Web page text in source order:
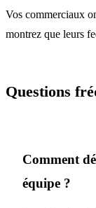
Vos commerciaux
montrez que leurs
Questions
Comment
équipe ?